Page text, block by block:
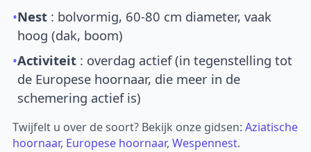
•Nest : bolvormig, 60-80 cm diameter, vaak
hoog (dak, boom)
•Activiteit : overdag actief (in tegenstelling tot
de Europese hoornaar, die meer in de
schemering actief is)
Twijfelt u over de soort? Bekijk onze gidsen:Aziatische
hoornaar, Europese hoornaar,Wespennest.